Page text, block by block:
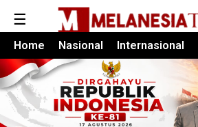
☰
Home Nasional Internasional